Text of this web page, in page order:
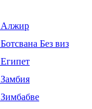
Алжир
Ботсвана Без виз
Египет
Замбия
Зимбабве